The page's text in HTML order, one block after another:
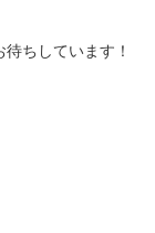
ちしています！